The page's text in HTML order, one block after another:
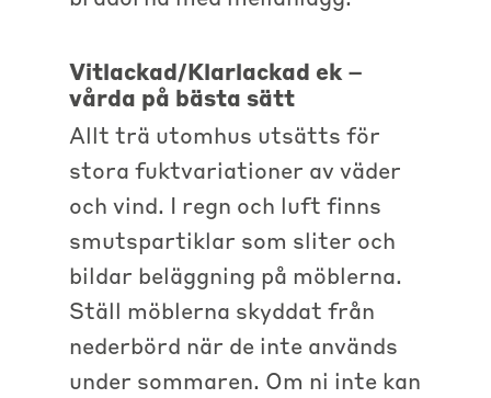
Vitlackad/Klarlackad ek –
vårda på bästa sätt
Allt trä utomhus utsätts för
stora fuktvariationer av väder
och vind. I regn och luft finns
smutspartiklar som sliter och
bildar beläggning på möblerna.
Ställ möblerna skyddat från
nederbörd när de inte används
under sommaren. Om ni inte kan